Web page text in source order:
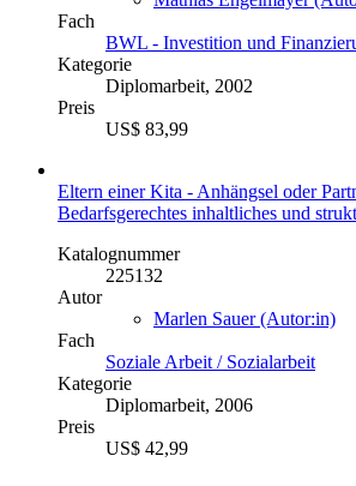
Fach
BWL - Investition und
Kategorie
Diplomarbeit, 2002
Preis
US$ 83,99
Eltern einer Kita - Anhängsel oder
Bedarfsgerechtes inhaltliches und
Katalognummer
225132
Autor
Marlen Sauer (Autor:in)
Fach
Soziale Arbeit / Sozialarbeit
Kategorie
Diplomarbeit, 2006
Preis
US$ 42,99